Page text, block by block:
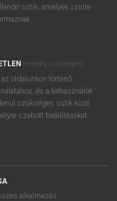
sütik, amelyek szinte
(mindig szükséges)
oldalunkon történő
és a felhasználók
szükséges sütik közé
szabott beállításokat
alkalmazás